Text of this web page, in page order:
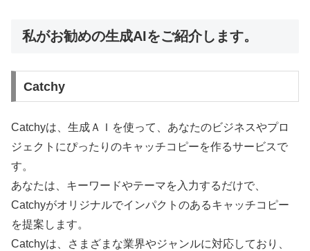
私がお勧めの生成AIをご紹介します。
Catchy
Catchyは、生成ＡＩを使って、あなたのビジネスやプロ
ジェクトにぴったりのキャッチコピーを作るサービスで
す。
あなたは、キーワードやテーマを入力するだけで、
Catchyがオリジナルでインパクトのあるキャッチコピー
を提案します。
Catchyは、さまざまな業界やジャンルに対応しており、